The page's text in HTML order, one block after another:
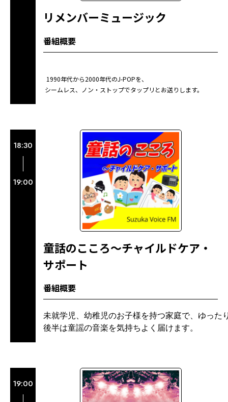
リメンバーミュージック
番組概要
1990年代から2000年代のJ-POPを、
シームレス、ノン・ストップでタップリとお送りします。
18:30
19:00
童話のこころ～チャイルドケア・
サポート
番組概要
未就学児、幼稚児のお子様を持つ家庭で、ゆっ
後半は童謡の音楽を気持ちよく届けます。
19:00